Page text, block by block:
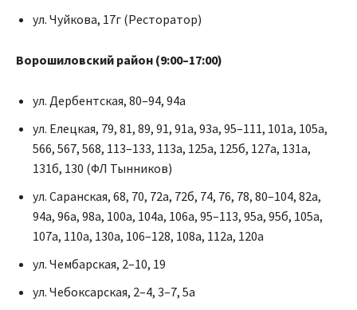
ул. Чуйкова, 17г (Ресторатор)
Ворошиловский район (9:00–17:00)
ул. Дербентская, 80–94, 94а
ул. Елецкая, 79, 81, 89, 91, 91а, 93а, 95–111, 101а, 105а,
566, 567, 568, 113–133, 113а, 125а, 125б, 127а, 131а,
131б, 130 (ФЛ Тынников)
ул. Саранская, 68, 70, 72а, 72б, 74, 76, 78, 80–104, 82а,
94а, 96а, 98а, 100а, 104а, 106а, 95–113, 95а, 95б, 105а,
107а, 110а, 130а, 106–128, 108а, 112а, 120а
ул. Чембарская, 2–10, 19
ул. Чебоксарская, 2–4, 3–7, 5а